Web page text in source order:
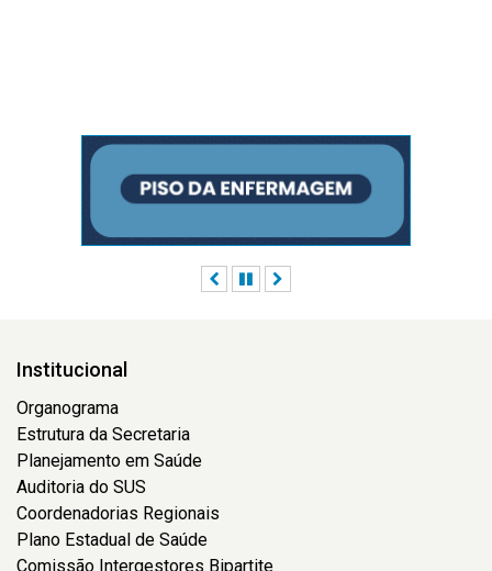
AnteriorPausar
Institucional
Organograma
Estrutura da Secretaria
Planejamento em Saúde
Auditoria do SUS
Coordenadorias Regionais
Plano Estadual de Saúde
Comissão Intergestores Bipartite